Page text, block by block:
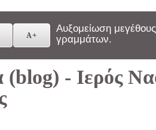
Αυξομείωση μεγέθους
γραμμάτων.
(blog) - Ιερός